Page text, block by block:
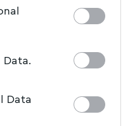
Data